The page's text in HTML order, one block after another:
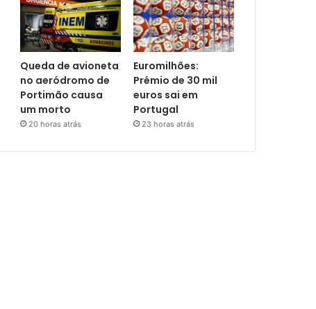
Queda de avioneta
no aeródromo de
Portimão causa
um morto
20 horas atrás
Euromilhões:
Prémio de 30 mil
euros sai em
Portugal
23 horas atrás